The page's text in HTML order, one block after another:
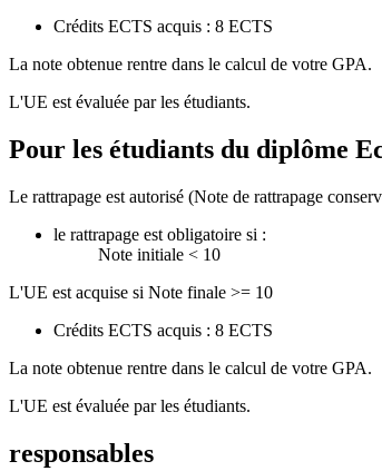
Crédits ECTS acquis : 8 ECTS
La note obtenue rentre dans le calcul de votre GPA.
L'UE est évaluée par les étudiants.
Pour les étudiants du diplôme
Le rattrapage est autorisé (Note de rattrapage
le rattrapage est obligatoire si :
Note initiale < 10
L'UE est acquise si Note finale >= 10
Crédits ECTS acquis : 8 ECTS
La note obtenue rentre dans le calcul de votre GPA.
L'UE est évaluée par les étudiants.
responsables